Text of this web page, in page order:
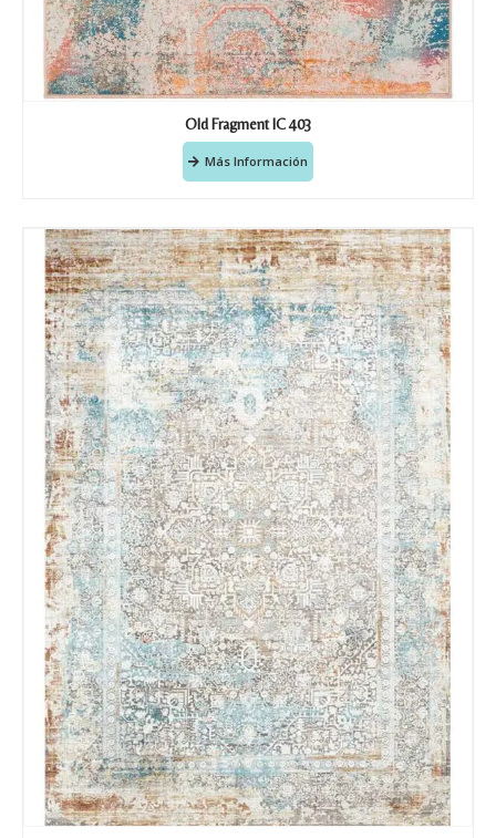
Old Fragment IC 403
Más Información